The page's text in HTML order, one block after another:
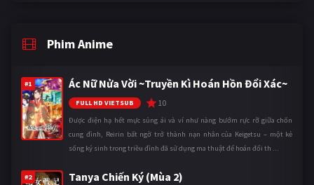
Phim Anime
#1 Ác Nữ Nửa Vời ~Truyền Kì Hoán Hồn Đổi Xác~
FULL HD VIETSUB 10
Được điện hạ hết mực sủng ái và ví như nàng bướm rực rỡ giữa chốn
cung đình, Reirin bất ngờ trở thành nạn nhân của Keigetsu – một kẻ
sống ký sinh trong triều đình đã sử dụng ma thuật để hoán đổi th ...
#2 Tanya Chiến Ký (Mùa 2)